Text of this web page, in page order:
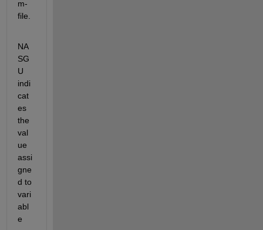
m-
file.
NA
SG
U
indi
cat
es
the
val
ue
assi
gne
d to
vari
abl
e